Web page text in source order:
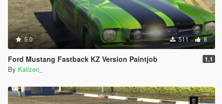
5.0 511 8
Ford Mustang Fastback KZ Version Paintjob 1.1
By Kaiizen_